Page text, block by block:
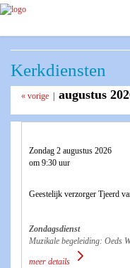
Kerkdiensten
« vorige augustus
Zondag 2 augustus 2026
om 9:30 uur
Geestelijk verzorger Tjeerd
Zondagsdienst
Muzikale begeleiding: Oeds
meer details